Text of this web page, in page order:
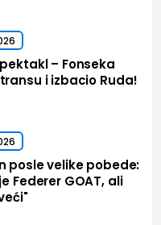
– Fonseka
i izbacio Ruda!
posle velike pobede:
Federer GOAT, ali